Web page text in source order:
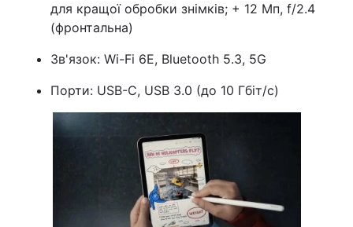
Тема оформлення
для кращої обробки знімків; + 12 Мп, f/2.4
(фронтальна)
Зв'язок: Wi-Fi 6E, Bluetooth 5.3, 5G
Порти: USB-C, USB 3.0 (до 10 Гбіт/с)